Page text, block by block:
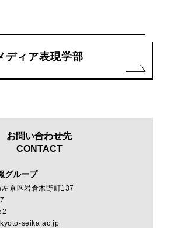
ディア表現学部
お問い合わせ先
CONTACT
グループ
京区岩倉木野町137
seika.ac.jp